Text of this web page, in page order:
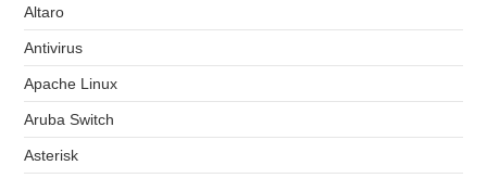
Altaro
Antivirus
Apache Linux
Aruba Switch
Asterisk